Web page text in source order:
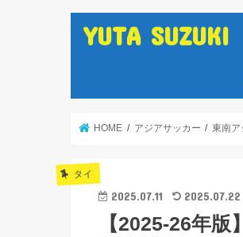
YUTA SUZUKI
HOME アジアサッカー 東南ア
タイ
2025.07.11 2025.07.22
【2025-26年